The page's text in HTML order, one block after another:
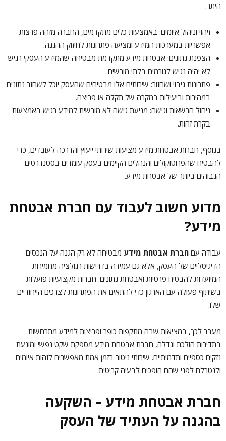
היתר:
זיהוי וניהול איומים: באמצעות כלים מתקדמים, החברה מזהה פרצות
אפשריות במערכות המידע ומציעה פתרונות לחיזוק ההגנה.
הצפנת נתונים: אבטחת מידע מתקדמת מבטיחה שהמידע העסקי רגיש
לא יהיה נגיש לגורמים בלתי מורשים.
פתרונות גיבוי ושחזור: שירותים אלו מבטיחים שהעסק יוכל לשחזר נתונים
במהירות וביעילות במקרה של תקלה או פריצה.
ניהול הרשאות וגישה: מניעת גישה לא מורשית למידע רגיש באמצעות
בקרת זהות.
בנוסף, חברות אבטחת מידע מציעות שירותי ייעוץ והדרכה לעובדים, כדי
להבטיח שהפרוטוקולים והנהלים הקיימים בעסק עומדים בסטנדרטים
הגבוהים ביותר של אבטחת מידע.
מדוע חשוב לעבוד עם חברת אבטחת
מידע?
עבודה עם חברת אבטחת מידע מבטיחה לא רק הגנה על הנכסים
הדיגיטליים של העסק, אלא גם עמידה בדרישות רגולציה מחמירות
המיועדות להבטיח פרטיות ואבטחת נתונים. חברות מקצועיות פועלות
בשיתוף פעולה עם הארגון כדי להתאים את הפתרונות לצרכים הייחודיים
שלו.
מעבר לכך, במציאות שבה מתקפות כופר ופריצות למידע מתרחשות
בתדירות הולכת וגדלה, חברת אבטחת מידע מספקת שקט נפשי ומונעת
נזקים כספיים ותדמיתיים. שירותי ניטור בזמן אמת מאפשרים לזהות איומים
ולנטרלם לפני שהם הופכים לבעיה קריטית.
חברת אבטחת מידע – השקעה
בהגנה על העתיד של העסק